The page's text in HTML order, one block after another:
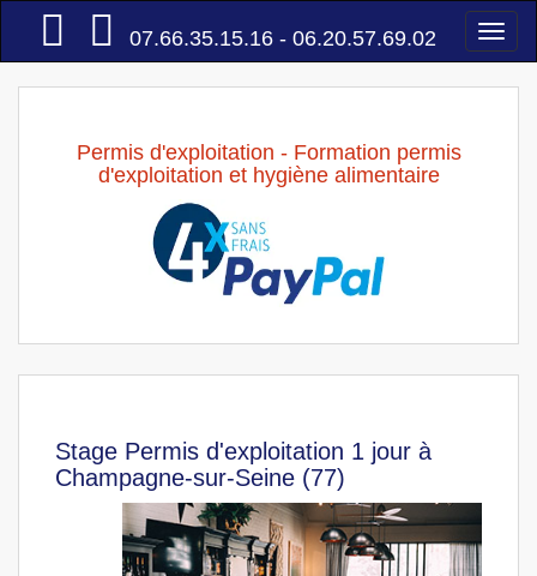
Accueil
07.66.35.15.16 - 06.20.57.69.02
Permis d'exploitation - Formation permis
d'exploitation et hygiène alimentaire
Stage Permis d'exploitation 1 jour à
Champagne-sur-Seine (77)